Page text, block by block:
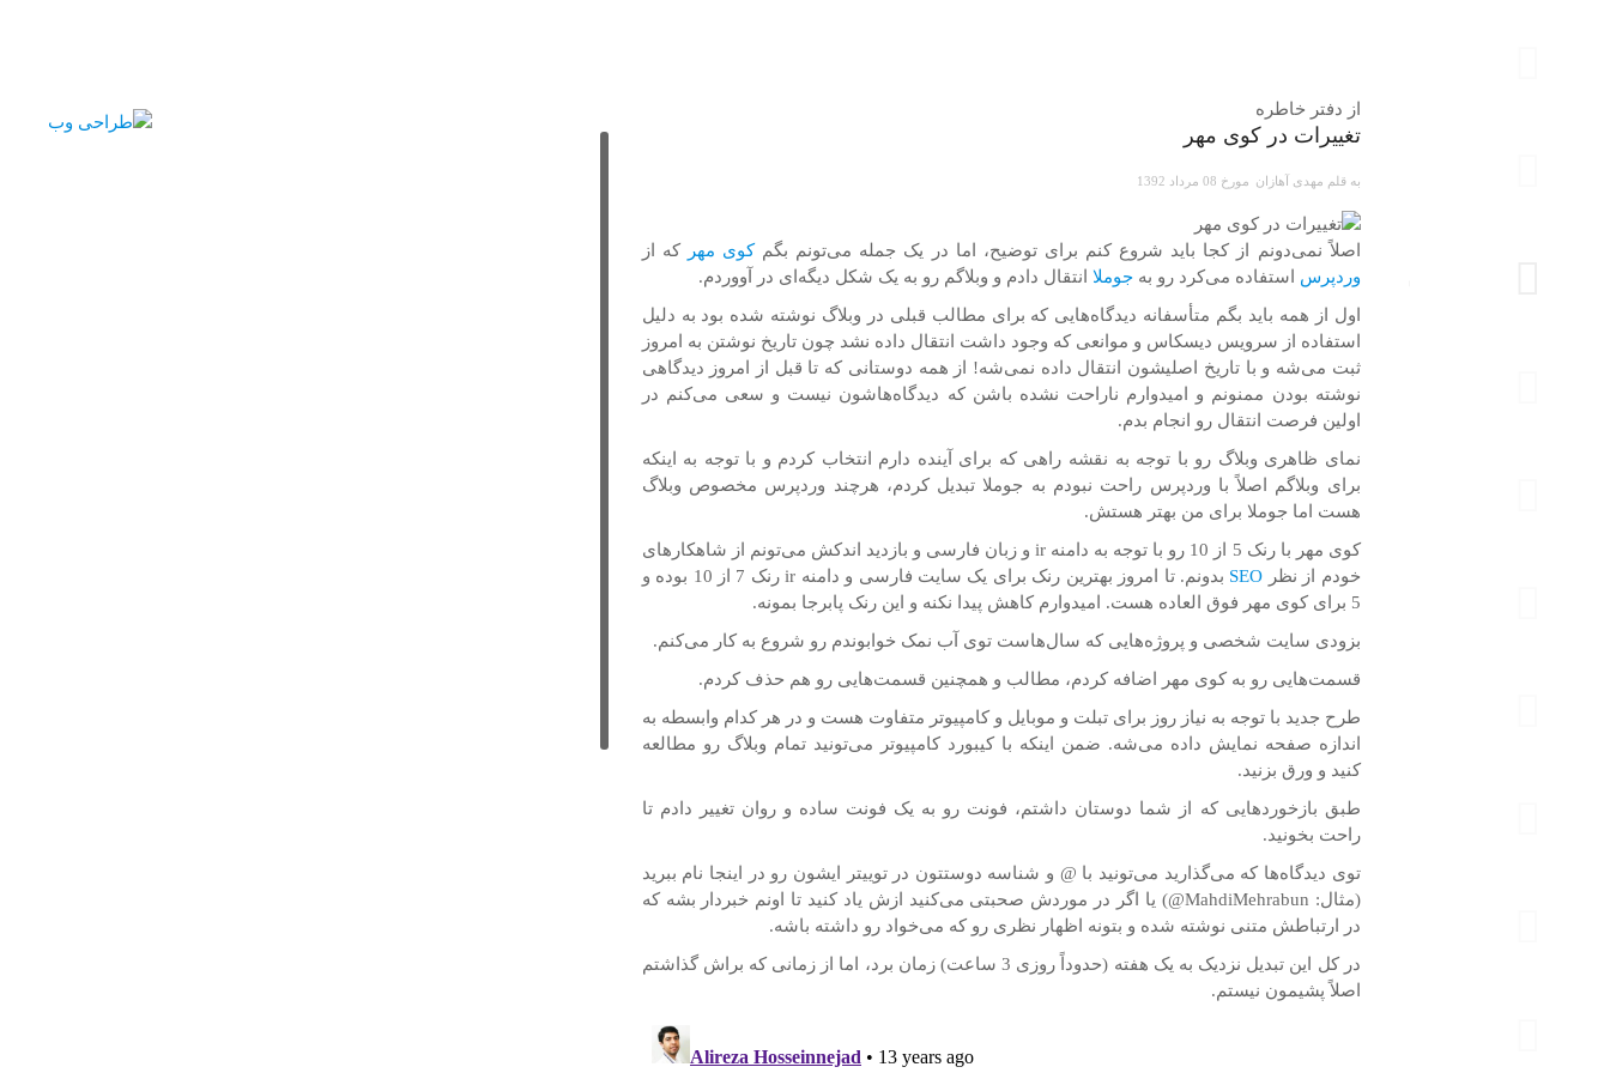
خاطره
از دفتر خاطره
تغییرات در کوی مهر
به قلم مهدی آهازان مورخ 08 مرداد 1392
اصلاً نمی‌دونم از کجا باید شروع کنم برای توضیح، اما در یک جمله می‌تونم بگمکوی مهر
که از
وردپرس استفاده می‌کرد رو بهجوملا انتقال دادم و وبلاگم رو به یک شکل دیگه‌ای در آووردم.
اول از همه باید بگم متأسفانه دیدگاه‌هایی که برای مطالب قبلی در وبلاگ نوشته شده بود به دلیل
استفاده از سرویس دیسکاس و موانعی که وجود داشت انتقال داده نشد چون تاریخ نوشتن به امروز
ثبت می‌شه و با تاریخ اصلیشون انتقال داده نمی‌شه! از همه دوستانی که تا قبل از امروز دیدگاهی
نوشته بودن ممنونم و امیدوارم ناراحت نشده باشن که دیدگاه‌هاشون نیست و سعی می‌کنم در
اولین فرصت انتقال رو انجام بدم.
نمای ظاهری وبلاگ رو با توجه به نقشه راهی که برای آینده دارم انتخاب کردم و با توجه به اینکه
برای وبلاگم اصلاً با وردپرس راحت نبودم به جوملا تبدیل کردم، هرچند وردپرس مخصوص وبلاگ
هست اما جوملا برای من بهتر هستش.
کوی مهر با رنک 5 از 10 رو با توجه به دامنه ir و زبان فارسی و بازدید اندکش می‌تونم از شاهکارهای
خودم از نظر SEO
بدونم. تا امروز بهترین رنک برای یک سایت فارسی و دامنه ir رنک 7 از 10 بوده و
5 برای کوی مهر فوق العاده هست. امیدوارم کاهش پیدا نکنه و این رنک پابرجا بمونه.
بزودی سایت شخصی و پروژه‌هایی که سال‌هاست توی آب نمک خوابوندم رو شروع به کار می‌کنم.
قسمت‌هایی رو به کوی مهر اضافه کردم، مطالب و همچنین قسمت‌هایی رو هم حذف کردم.
طرح جدید با توجه به نیاز روز برای تبلت و موبایل و کامپیوتر متفاوت هست و در هر کدام وابسطه به
اندازه صفحه نمایش داده می‌شه. ضمن اینکه با کیبورد کامپیوتر می‌تونید تمام وبلاگ رو مطالعه
کنید و ورق بزنید.
طبق بازخوردهایی که از شما دوستان داشتم، فونت رو به یک فونت ساده و روان تغییر دادم تا
راحت بخونید.
توی دیدگاه‌ها که می‌گذارید می‌تونید با @ و شناسه دوستتون در توییتر ایشون رو در اینجا نام ببرید
(مثال: MahdiMehrabun@) یا اگر در موردش صحبتی می‌کنید ازش یاد کنید تا اونم خبردار بشه که
در ارتباطش متنی نوشته شده و بتونه اظهار نظری رو که می‌خواد رو داشته باشه.
در کل این تبدیل نزدیک به یک هفته (حدوداً روزی 3 ساعت) زمان برد، اما از زمانی که براش گذاشتم
اصلاً پشیمون نیستم.